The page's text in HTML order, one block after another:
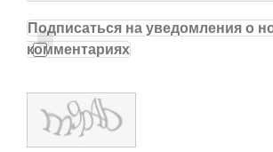
Подписаться на уведомления о
комментариях